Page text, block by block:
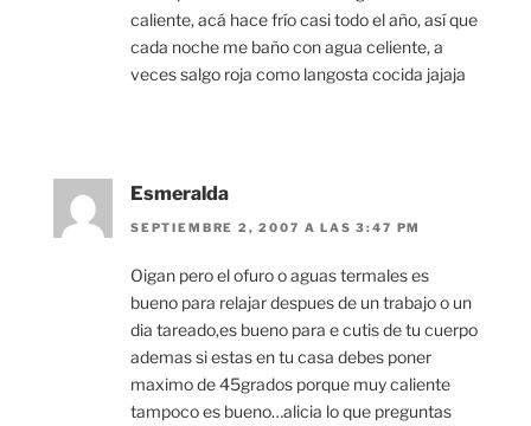
caliente, acá hace frío casi todo el año, así que
cada noche me baño con agua celiente, a
veces salgo roja como langosta cocida jajaja
Esmeralda
SEPTIEMBRE 2, 2007 A LAS 3:47 PM
Oigan pero el ofuro o aguas termales es
bueno para relajar despues de un trabajo o un
dia tareado,es bueno para e cutis de tu cuerpo
ademas si estas en tu casa debes poner
maximo de 45grados porque muy caliente
tampoco es bueno…alicia lo que preguntas